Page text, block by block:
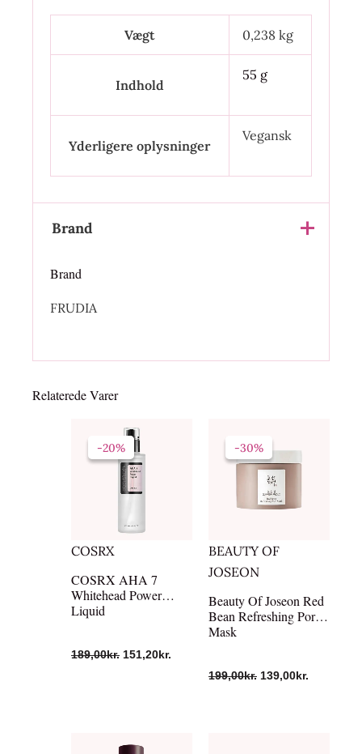
Vægt 0,238 kg
Indhold
55 g
Yderligere oplysninger
Vegansk
Brand
Brand
FRUDIA
Relaterede Varer
-20%
COSRX
-20%
COSRX AHA 7
Whitehead Power
Liquid
189,00kr.
Den
oprindelige
pris
var:
189,00kr..
151,20kr.
-30%
BEAUTY OF
JOSEON
-30%
Beauty Of Joseon Red
Bean Refreshing Pore
Mask
199,00kr.
oprindelige
pris
var:
199,00kr..
139,00kr.